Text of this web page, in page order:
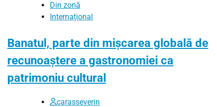
Din zonă
Internațional
Banatul, parte din mișcarea globală de
recunoaștere a gastronomiei ca
patrimoniu cultural
carasseverin